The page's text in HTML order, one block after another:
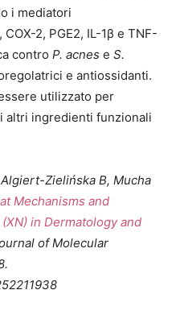
i mediatori
2, PGE2, IL-1β e TNF-
contro P. acnes e S.
e antiossidanti.
utilizzato per
altri ingredienti funzionali
Zielińska B, Mucha
Mechanisms and
in Dermatology and
of Molecular